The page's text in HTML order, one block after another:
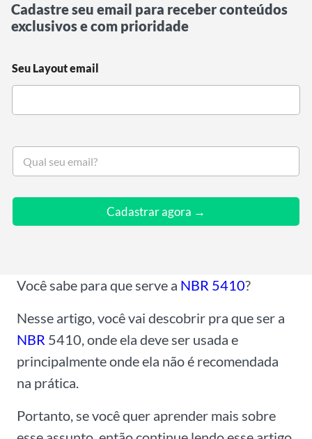
Cadastre seu email para receber conteúdos
exclusivos e com prioridade
Seu Layout email
S
u
Cadastrar agora →
Você sabe para que serve a NBR 5410?
Nesse artigo, você vai descobrir pra que ser a
NBR 5410, onde ela deve ser usada e
principalmente onde ela não é recomendada
na prática.
Portanto, se você quer aprender mais sobre